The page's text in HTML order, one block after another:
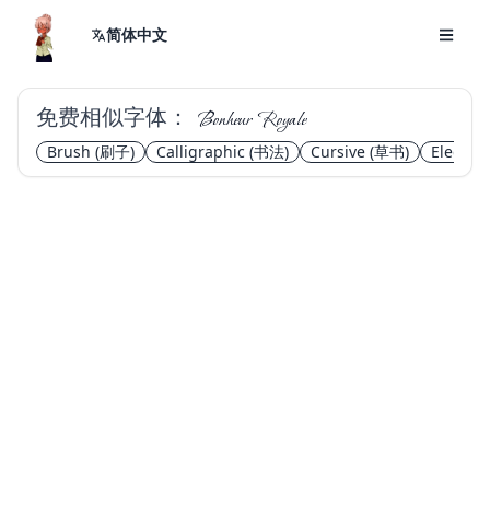
简体中文
免费相似字体： Bonheur Royale
Brush (刷子) Calligraphic (书法) Cursive (草书) Elegant